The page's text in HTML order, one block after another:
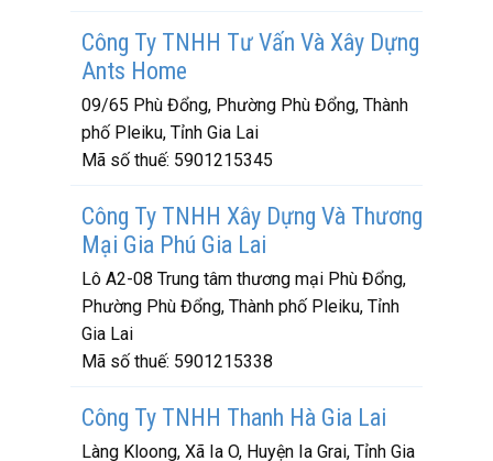
Công Ty TNHH Tư Vấn Và Xây Dựng
Ants Home
09/65 Phù Đổng, Phường Phù Đổng, Thành
phố Pleiku, Tỉnh Gia Lai
Mã số thuế: 5901215345
Công Ty TNHH Xây Dựng Và Thương
Mại Gia Phú Gia Lai
Lô A2-08 Trung tâm thương mại Phù Đổng,
Phường Phù Đổng, Thành phố Pleiku, Tỉnh
Gia Lai
Mã số thuế: 5901215338
Công Ty TNHH Thanh Hà Gia Lai
Làng Kloong, Xã Ia O, Huyện Ia Grai, Tỉnh Gia